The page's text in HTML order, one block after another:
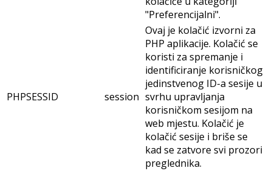
"Preferencijalni".
PHPSESSID session
Ovaj je kolačić izvorni za
PHP aplikacije. Kolačić se
koristi za spremanje i
identificiranje korisničkog
jedinstvenog ID-a sesije u
svrhu upravljanja
korisničkom sesijom na
web mjestu. Kolačić je
kolačić sesije i briše se
kad se zatvore svi prozori
preglednika.